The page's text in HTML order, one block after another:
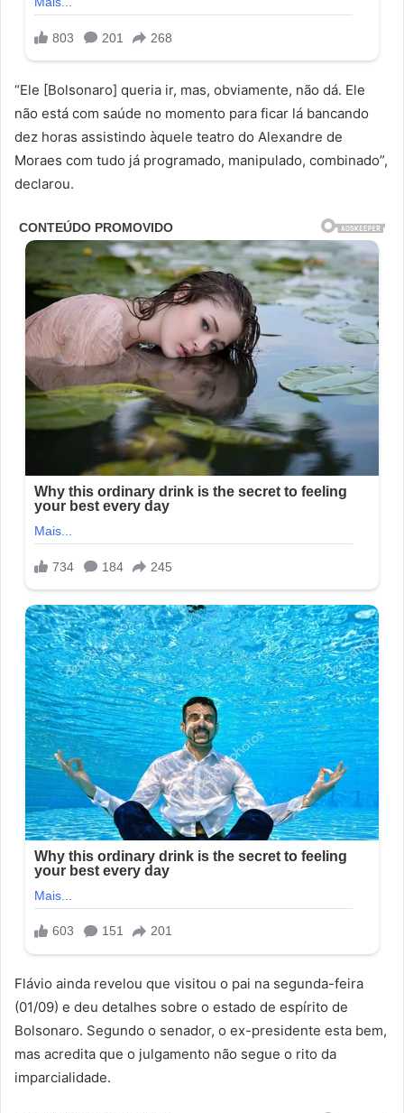
“Ele [Bolsonaro] queria ir, mas, obviamente, não dá. Ele
não está com saúde no momento para ficar lá bancando
dez horas assistindo àquele teatro do Alexandre de
Moraes com tudo já programado, manipulado, combinado”,
declarou.
Flávio ainda revelou que visitou o pai na segunda-feira
(01/09) e deu detalhes sobre o estado de espírito de
Bolsonaro. Segundo o senador, o ex-presidente esta bem,
mas acredita que o julgamento não segue o rito da
imparcialidade.